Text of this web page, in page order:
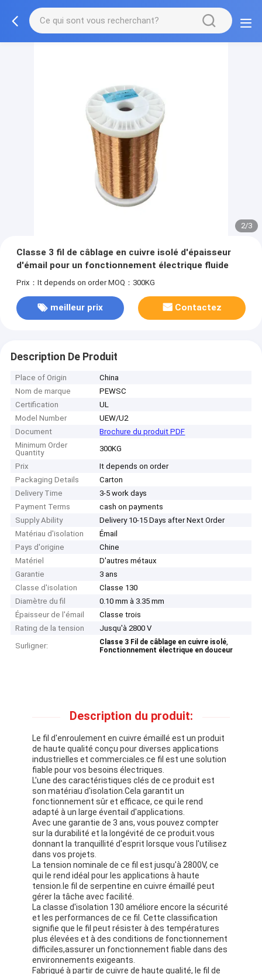
2/3
Classe 3 fil de câblage en cuivre isolé d'épaisseur
d'émail pour un fonctionnement électrique fluide
Prix：It depends on order MOQ：300KG
meilleur prix Contactez
Description De Produit
Place of Origin
China
Nom de marque
PEWSC
Certification
UL
Model Number
UEW/U2
Document
Brochure du produit PDF
Minimum Order
Quantity
300KG
Prix
It depends on order
Packaging Details
Carton
Delivery Time
3-5 work days
Payment Terms
cash on payments
Supply Ability
Delivery 10-15 Days after Next Order
Matériau d'isolation
Émail
Pays d'origine
Chine
Matériel
D'autres métaux
Garantie
3 ans
Classe d'isolation
Classe 130
Diamètre du fil
0.10 mm à 3.35 mm
Épaisseur de l'émail
Classe trois
Rating de la tension
Jusqu'à 2800 V
Surligner:
Classe 3 Fil de câblage en cuivre isolé,
Fonctionnement électrique en douceur
Description du produit:
Le fil d'enroulement en cuivre émaillé est un produit
de haute qualité conçu pour diverses applications
industrielles et commerciales.ce fil est une solution
fiable pour vos besoins électriques.
L'une des caractéristiques clés de ce produit est
son matériau d'isolation.Cela garantit un
fonctionnement sûr et efficace, ce qui le rend
adapté à un large éventail d'applications.
Avec une garantie de 3 ans, vous pouvez compter
sur la durabilité et la longévité de ce produit.vous
donnant la tranquillité d'esprit lorsque vous l'utilisez
dans vos projets.
La tension nominale de ce fil est jusqu'à 2800V, ce
qui le rend idéal pour les applications à haute
tension.le fil de serpentine en cuivre émaillé peut
gérer la tâche avec facilité.
La classe d'isolation 130 améliore encore la sécurité
et les performances de ce fil. Cette classification
signifie que le fil peut résister à des températures
plus élevées et à des conditions de fonctionnement
difficiles,assurer un fonctionnement fiable dans des
environnements exigeants.
Fabriqué à partir de cuivre de haute qualité, le fil de